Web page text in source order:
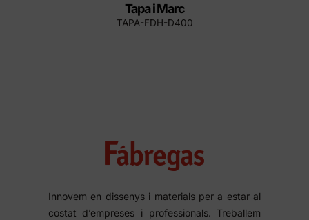
Tapa i Marc
TAPA-FDH-D400
Innovem en dissenys i materials per a estar al
costat d’empreses i professionals. Treballem